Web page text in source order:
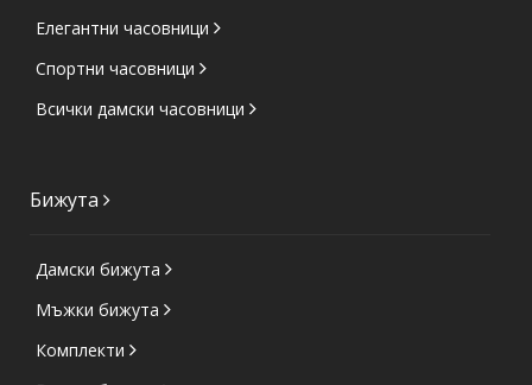
Елегантни часовници
Спортни часовници
Всички дамски часовници
Бижута
Дамски бижута
Мъжки бижута
Комплекти